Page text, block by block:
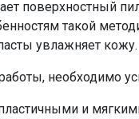
поверхностный
такой
увлажняет кожу.
необходимо
и